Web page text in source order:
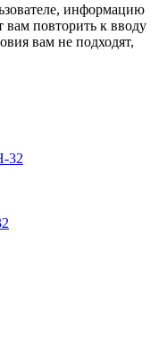
информацию
вам повторить к вводу
вам не подходят,